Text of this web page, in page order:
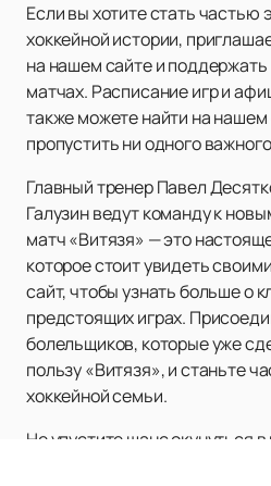
Если вы хотите стать
хоккейной истории,
на нашем сайте и
матчах. Расписание игр и
также можете найти на нашем
пропустить ни одного
Главный тренер Павел
Галузин ведут команду к
матч «Витязя» — это
которое стоит увидеть
сайт, чтобы узнать больше о
предстоящих играх.
болельщиков, которые уже
пользу «Витязя», и станьте
хоккейной семьи.
Не упустите шанс окунуться